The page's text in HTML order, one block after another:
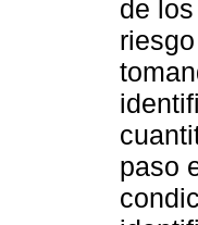
de
paso